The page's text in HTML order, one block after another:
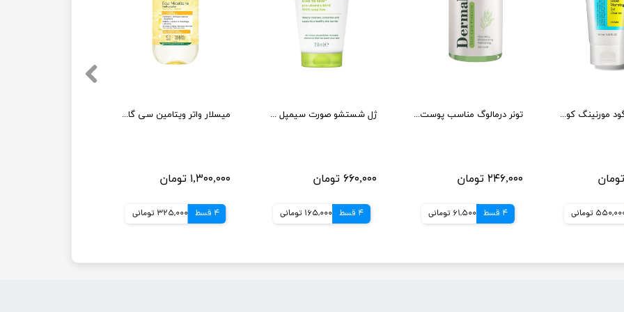
میسلار واتر ویتامین سی گارنیر حجم 400 میل
۱,۳۰۰,۰۰۰ تومان
4 قسط 325,000 تومانی
ژل شستشو صورت سیمپل مدل moisturising حجم 150 میلی لیتر
۶۶۰,۰۰۰ تومان
4 قسط 165,000 تومانی
تونر درمالوگ مناسب پوست چرب حجم 250میلی لیتر
۲۴۶,۰۰۰ تومان
4 قسط 61,500 تومانی
ژل شوینده گود مورنینگ کوزارکس 150 میل
تومانی